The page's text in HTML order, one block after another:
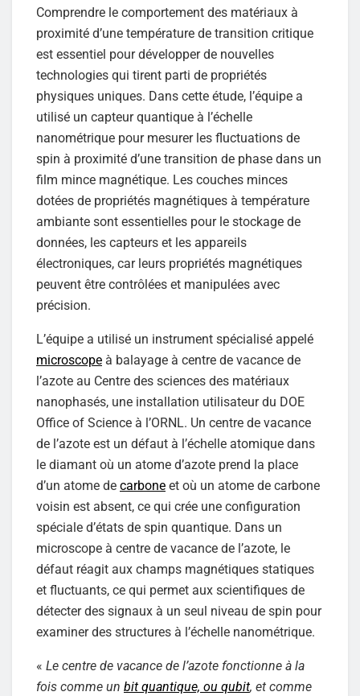
Comprendre le comportement des matériaux à
proximité d’une température de transition critique
est essentiel pour développer de nouvelles
technologies qui tirent parti de propriétés
physiques uniques. Dans cette étude, l’équipe a
utilisé un capteur quantique à l’échelle
nanométrique pour mesurer les fluctuations de
spin à proximité d’une transition de phase dans un
film mince magnétique. Les couches minces
dotées de propriétés magnétiques à température
ambiante sont essentielles pour le stockage de
données, les capteurs et les appareils
électroniques, car leurs propriétés magnétiques
peuvent être contrôlées et manipulées avec
précision.
L’équipe a utilisé un instrument spécialisé appelé
microscope à balayage à centre de vacance de
l’azote au Centre des sciences des matériaux
nanophasés, une installation utilisateur du DOE
Office of Science à l’ORNL. Un centre de vacance
de l’azote est un défaut à l’échelle atomique dans
le diamant où un atome d’azote prend la place
d’un atome de carbone et où un atome de carbone
voisin est absent, ce qui crée une configuration
spéciale d’états de spin quantique. Dans un
microscope à centre de vacance de l’azote, le
défaut réagit aux champs magnétiques statiques
et fluctuants, ce qui permet aux scientifiques de
détecter des signaux à un seul niveau de spin pour
examiner des structures à l’échelle nanométrique.
« Le centre de vacance de l’azote fonctionne à la
fois comme un bit quantique, ou qubit, et comme